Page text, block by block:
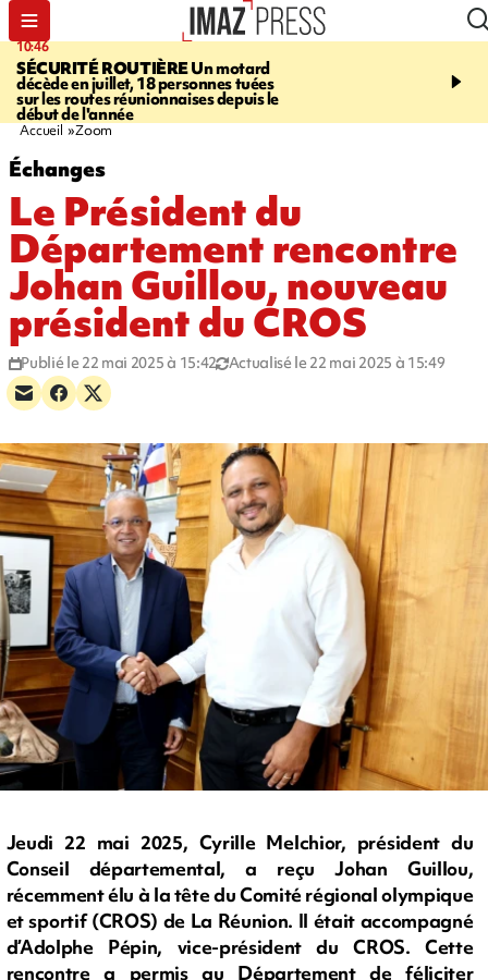
10:46
SÉCURITÉ ROUTIÈREUn motard
décède en juillet, 18 personnes tuées
sur les routes réunionnaises depuis le
début de l'année
13:49
mineurs - un courrier
Accueil Zoom
Échanges
Le Président du
Département rencontre
Johan Guillou, nouveau
président du CROS
Publié le 22 mai 2025 à 15:42 Actualisé le 22 mai 2025 à 15:49
Jeudi 22 mai 2025, Cyrille Melchior, président du
Conseil départemental, a reçu Johan Guillou,
récemment élu à la tête du Comité régional olympique
et sportif (CROS) de La Réunion. Il était accompagné
d’Adolphe Pépin, vice-président du CROS. Cette
rencontre a permis au Département de féliciter